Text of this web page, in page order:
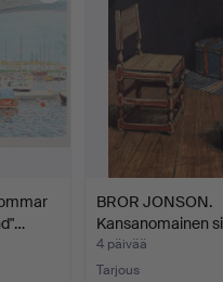
BROR JONSON.
Kansanomainen
öljy …
4 päivää
Tarjous